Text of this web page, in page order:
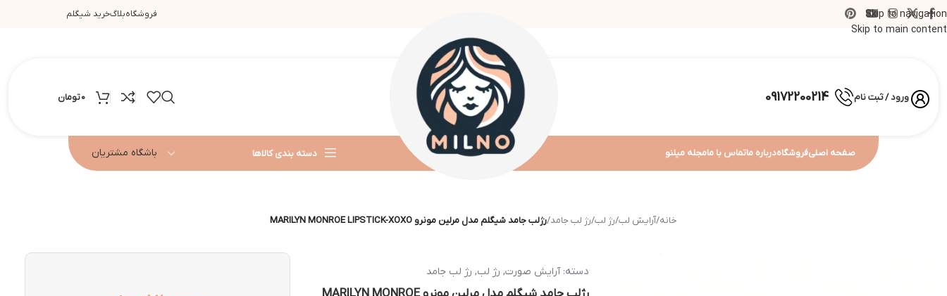
Skip to navigation
Skip to main content
فروشگاهبلاگخرید شیگلم
ورود / ثبت نام 09172200214
0تومان
صفحه اصلیفروشگاهدرباره ماتماس با مامجله میلنو دسته بندی کالاها باشگاه مشتریان
خانه/آرایش لب/رژ لب/رژ لب جامد/رژلب جامد شیگلم مدل مرلین مونرو MARILYN MONROE LIPSTICK-XOXO
دسته: آرایش صورت, رژ لب, رژ لب جامد